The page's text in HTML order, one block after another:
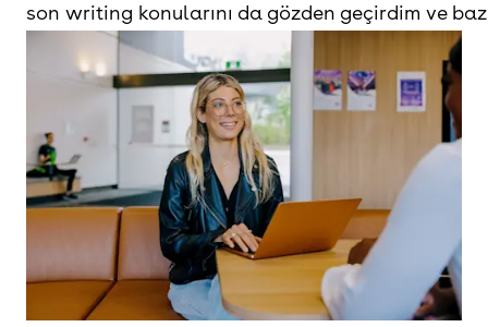
son writing konularını da gözden geçirdim ve